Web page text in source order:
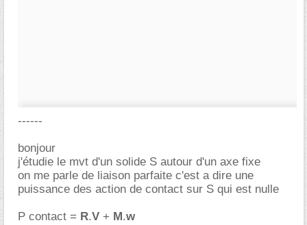
------
bonjour
j'étudie le mvt d'un solide S autour d'un axe fixe
on me parle de liaison parfaite c'est a dire une
puissance des action de contact sur S qui est nulle
P contact = R.V + M.w